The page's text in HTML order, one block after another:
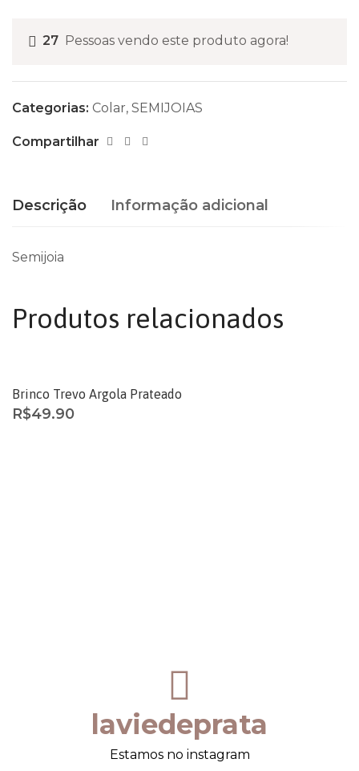
27 Pessoas vendo este produto agora!
Categorias: Colar, SEMIJOIAS
Compartilhar
Descrição Informação adicional
Semijoia
Produtos relacionados
Brinco Trevo Argola Prateado
R$49.90
laviedeprata
Estamos no instagram